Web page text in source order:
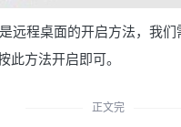
远程桌面的开启方法，我
此方法开启即可。
正文完